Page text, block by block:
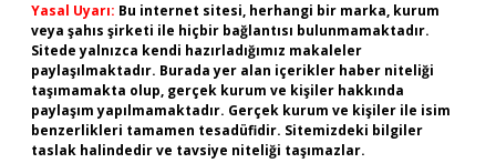
Yasal Uyarı: Bu internet sitesi, herhangi bir marka, kurum
veya şahıs şirketi ile hiçbir bağlantısı bulunmamaktadır.
Sitede yalnızca kendi hazırladığımız makaleler
paylaşılmaktadır. Burada yer alan içerikler haber niteliği
taşımamakta olup, gerçek kurum ve kişiler hakkında
paylaşım yapılmamaktadır. Gerçek kurum ve kişiler ile isim
benzerlikleri tamamen tesadüfidir. Sitemizdeki bilgiler
taslak halindedir ve tavsiye niteliği taşımazlar.